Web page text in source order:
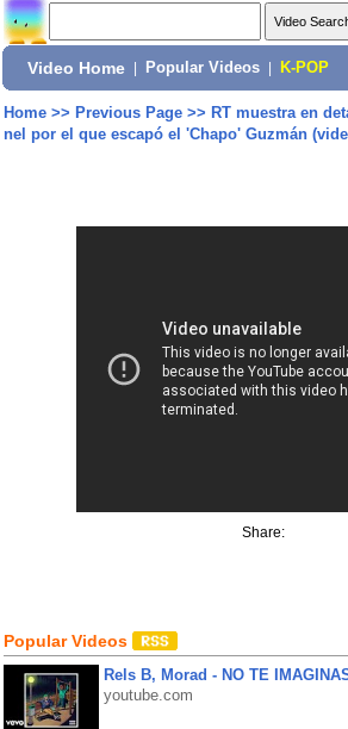
Video Home Popular Videos K-POP
Home>> Previous Page>> RT muestra en
nel por el que escapó el 'Chapo' Guzmán
Share:
Popular Videos
Rels B, Morad - NO TE
youtube.com